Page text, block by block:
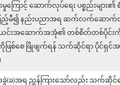
မှုကြောင့် ဆောက်လုပ်ရေး ပစ္စည်းများ၏
ြည့်မီ၍ နည်းပညာအရ ဆက်လက်ဆောက်
င်းအဆောက်အအုံ၏ တစ်စိတ်တစ်ပိုင်းကို
ြစ်စေ ဖြိုဖျက်ရန် သက်ဆိုင်ရာ ပိုင်ရှင်အ
ခွဲ(ခ)အရ ညွှန်ကြားသော်လည်း သက်ဆိုင်ရ